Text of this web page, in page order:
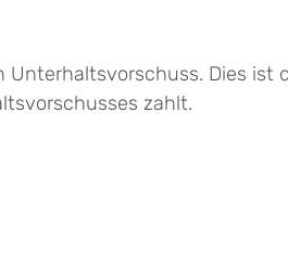
Dies ist
zahlt.